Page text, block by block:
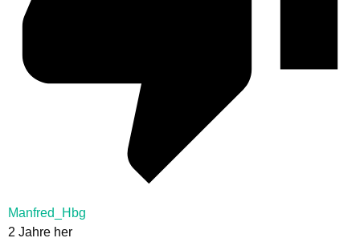
Manfred_Hbg
2 Jahre her